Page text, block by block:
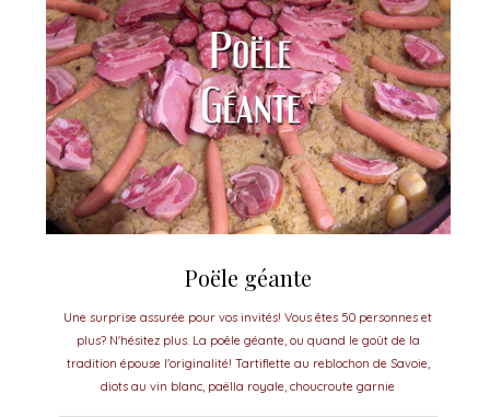
Poële géante
Une surprise assurée pour vos invités! Vous êtes 50 personnes et
plus? N'hésitez plus. La poêle géante, ou quand le goût de la
tradition épouse l'originalité! Tartiflette au reblochon de Savoie,
diots au vin blanc, paëlla royale, choucroute garnie